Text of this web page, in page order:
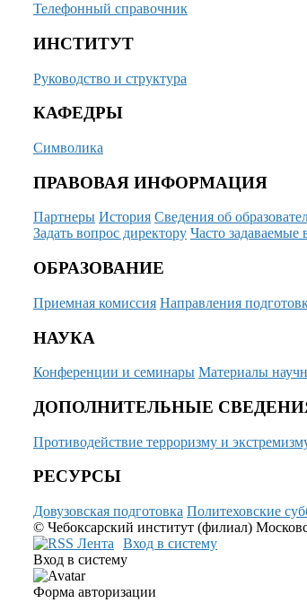
Телефонный справочник
ИНСТИТУТ
Руководство и структура
КАФЕДРЫ
Символика
ПРАВОВАЯ ИНФОРМАЦИЯ
Партнеры История Сведения об
Задать вопрос директору Часто задаваемые
ОБРАЗОВАНИЕ
Приемная комиссия Направления
НАУКА
Конференции и семинары Материалы
ДОПОЛНИТЕЛЬНЫЕ
Противодействие терроризму и
РЕСУРСЫ
Довузовская подготовка Политеховские
© Чебоксарский институт (филиал)
Вход в систему
Вход в систему
Форма авторизации